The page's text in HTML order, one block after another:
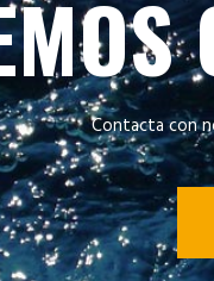
Contacta con